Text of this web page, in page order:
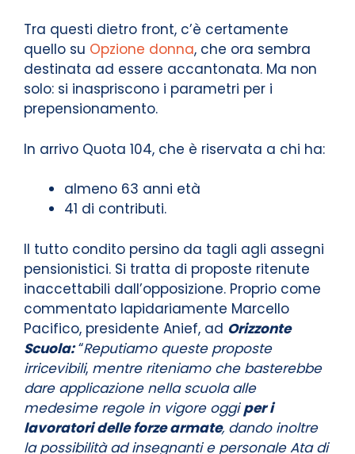
Tra questi dietro front, c’è certamente
quello su Opzione donna, che ora sembra
destinata ad essere accantonata. Ma non
solo: si inaspriscono i parametri per i
prepensionamento.
In arrivo Quota 104, che è riservata a chi ha:
almeno 63 anni età
41 di contributi.
Il tutto condito persino da tagli agli assegni
pensionistici. Si tratta di proposte ritenute
inaccettabili dall’opposizione. Proprio come
commentato lapidariamente Marcello
Pacifico, presidente Anief, ad Orizzonte
Scuola:“Reputiamo queste proposte
irricevibili, mentre riteniamo che basterebbe
dare applicazione nella scuola alle
medesime regole in vigore oggiper i
lavoratori delle forze armate, dando inoltre
la possibilità ad insegnanti e personale Ata di